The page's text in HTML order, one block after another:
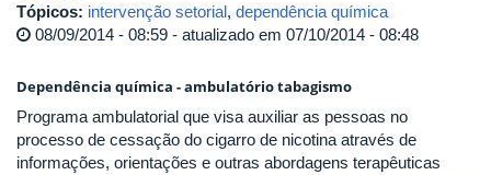
Tópicos: intervenção setorial, dependência química
08/09/2014 - 08:59 - atualizado em 07/10/2014 - 08:48
Dependência química - ambulatório tabagismo
Programa ambulatorial que visa auxiliar as pessoas no
processo de cessação do cigarro de nicotina através de
informações, orientações e outras abordagens terapêuticas